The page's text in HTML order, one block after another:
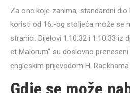
Za one koje zanima, standardni
koristi od 16.-og stoljeća može se
stranici. Dijelovi 1.10.32 i 1.10.33 iz
et Malorum” su doslovno
engleskim prijevodom H. Rackhama
Gdje se može